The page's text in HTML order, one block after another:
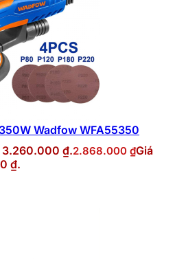
Wadfow WFA55350
3.260.000 ₫.2.868.000 ₫Giá
₫.